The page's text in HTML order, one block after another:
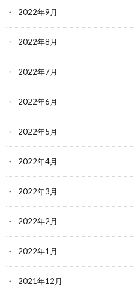
2022年9月
2022年8月
2022年7月
2022年6月
2022年5月
2022年4月
2022年3月
2022年2月
2022年1月
2021年12月